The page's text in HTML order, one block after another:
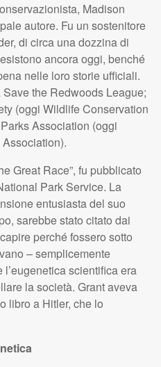
Madison
autore. Fu un sostenitore
di circa una dozzina di
ancora oggi, benché
nelle loro storie ufficiali.
the Redwoods League;
(oggi Wildlife Conservation
Association (oggi
Great Race”, fu pubblicato
Park Service. La
entusiasta del suo
sarebbe stato citato dai
perché fossero sotto
– semplicemente
scientifica era
la società. Grant aveva
libro a Hitler, che lo